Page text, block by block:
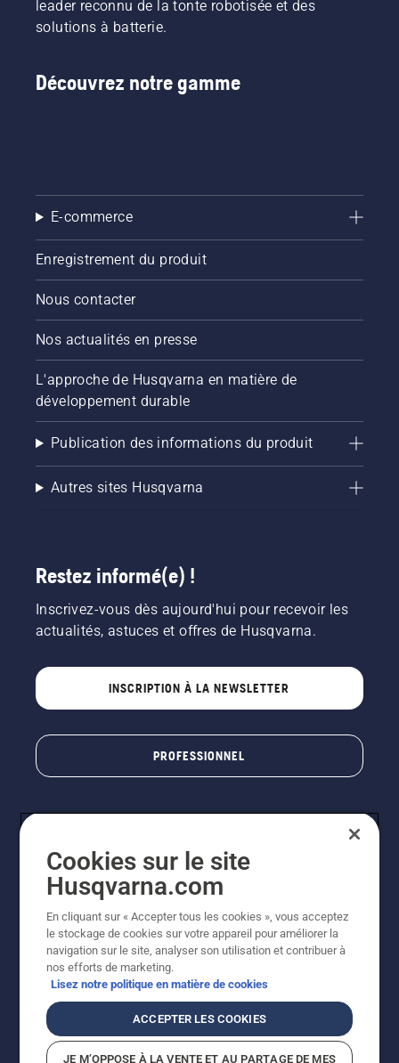
leader reconnu de la tonte robotisée et des
solutions à batterie.
Découvrez notre gamme
E-commerce
Enregistrement du produit
Nous contacter
Nos actualités en presse
L'approche de Husqvarna en matière de
développement durable
Publication des informations du produit
Autres sites Husqvarna
Restez informé(e) !
Inscrivez-vous dès aujourd'hui pour recevoir les
actualités, astuces et offres de Husqvarna.
INSCRIPTION À LA NEWSLETTER
PROFESSIONNEL
© Husqvarna AB (publ). Tous droits réservés. Les prix
indiqués sont des prix de vente conseillés. Photos non
contractuelles. Tous les prix indiqués sont des prix de
disponible pour un achat direct.
Mentions légalesPolitique relative aux cookies
Conditions d'utilisation Avis de confidentialité
Cookies sur le site
Husqvarna.com
En cliquant sur « Accepter tous les cookies », vous acceptez
le stockage de cookies sur votre appareil pour améliorer la
navigation sur le site, analyser son utilisation et contribuer à
nos efforts de marketing.
Lisez notre politique en matière de cookies
ACCEPTER LES COOKIES
JE M’OPPOSE À LA VENTE ET AU PARTAGE DE MES